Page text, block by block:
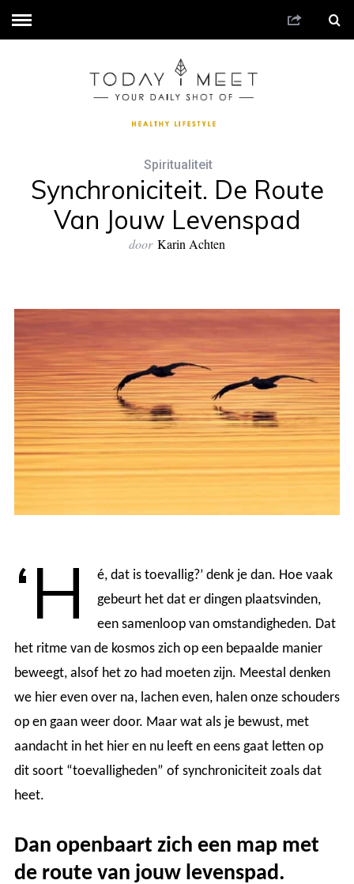
Spiritualiteit
Synchroniciteit. De Route
Van Jouw Levenspad
door Karin Achten
‘H
é, dat is toevallig?’ denk je dan. Hoe vaak
gebeurt het dat er dingen plaatsvinden,
een samenloop van omstandigheden. Dat
het ritme van de kosmos zich op een bepaalde manier
beweegt, alsof het zo had moeten zijn. Meestal denken
we hier even over na, lachen even, halen onze schouders
op en gaan weer door. Maar wat als je bewust, met
aandacht in het hier en nu leeft en eens gaat letten op
dit soort “toevalligheden” of synchroniciteit zoals dat
heet.
Dan openbaart zich een map met
de route van jouw levenspad.